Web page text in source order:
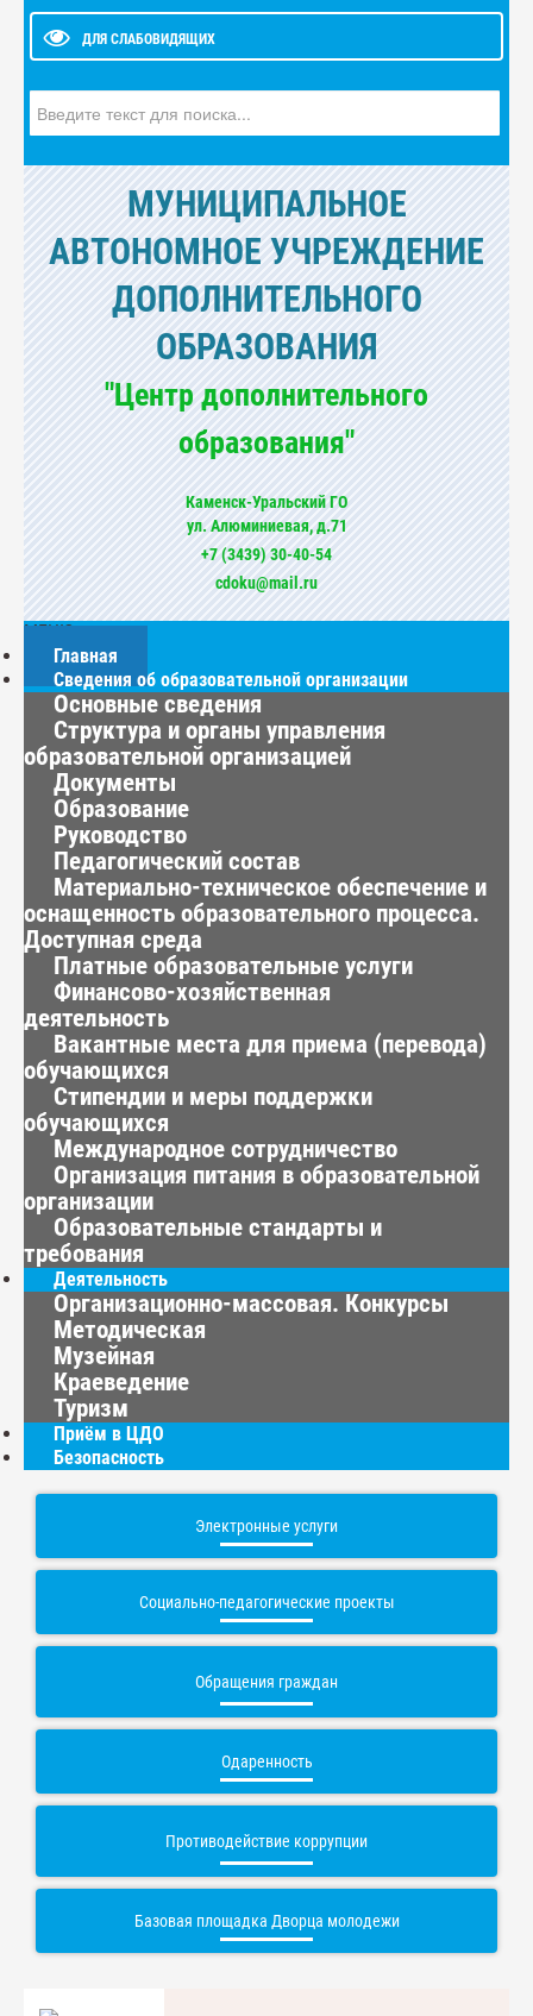
ДЛЯ СЛАБОВИДЯЩИХ
МУНИЦИПАЛЬНОЕ
АВТОНОМНОЕ УЧРЕЖДЕНИЕ
ДОПОЛНИТЕЛЬНОГО
ОБРАЗОВАНИЯ
"Центр дополнительного
образования"
Каменск-Уральский ГО
ул. Алюминиевая, д.71
+7 (3439) 30-40-54
cdoku@mail.ru
МЕНЮ
Главная
Сведения об образовательной организации
Основные сведения
Структура и органы управления
образовательной организацией
Документы
Образование
Руководство
Педагогический состав
Материально-техническое обеспечение и
оснащенность образовательного процесса.
Доступная среда
Платные образовательные услуги
Финансово-хозяйственная
деятельность
Вакантные места для приема (перевода)
обучающихся
Стипендии и меры поддержки
обучающихся
Международное сотрудничество
Организация питания в образовательной
организации
Образовательные стандарты и
требования
Деятельность
Организационно-массовая. Конкурсы
Методическая
Музейная
Краеведение
Туризм
Приём в ЦДО
Безопасность
Электронные услуги
Социально-педагогические проекты
Обращения граждан
Одаренность
Противодействие коррупции
Базовая площадка Дворца молодежи